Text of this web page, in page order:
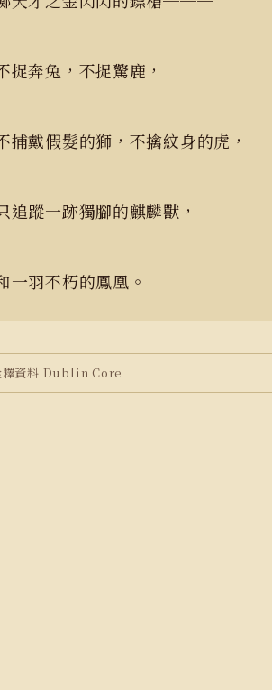
捉奔兔，不捉驚鹿，
捕戴假髮的獅，不擒紋身的虎，
追蹤一跡獨腳的麒麟獸，
一羽不朽的鳳凰。
釋資料 Dublin Core